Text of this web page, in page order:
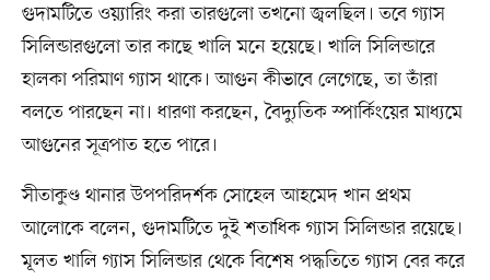
গুদামটিতে ওয়্যারিং করা তারগুলো তখনো জ্বলছিল। তবে গ্যাস
সিলিন্ডারগুলো তার কাছে খালি মনে হয়েছে। খালি সিলিন্ডারে
হালকা পরিমাণ গ্যাস থাকে। আগুন কীভাবে লেগেছে, তা তাঁরা
বলতে পারছেন না। ধারণা করছেন, বৈদ্যুতিক স্পার্কিংয়ের মাধ্যমে
আগুনের সূত্রপাত হতে পারে।
সীতাকুণ্ড থানার উপপরিদর্শক সোহেল আহমেদ খান প্রথম
আলোকে বলেন, গুদামটিতে দুই শতাধিক গ্যাস সিলিন্ডার রয়েছে।
মূলত খালি গ্যাস সিলিন্ডার থেকে বিশেষ পদ্ধতিতে গ্যাস বের করে